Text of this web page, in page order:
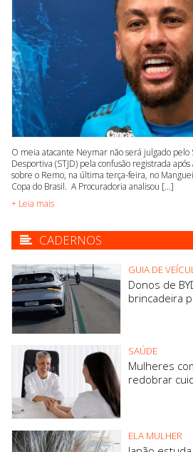
O meia atacante Neymar não será julgado
Desportiva (STJD) pela confusão registrada
sobre o Remo, na última terça-feira, no
Copa do Brasil. A Procuradoria analisou [...]
+ Leia mais
CADERNOS
GUIA DE
Donos de
brincadeira
SAÚDE
Mulheres
redobrar
ELA MULHER